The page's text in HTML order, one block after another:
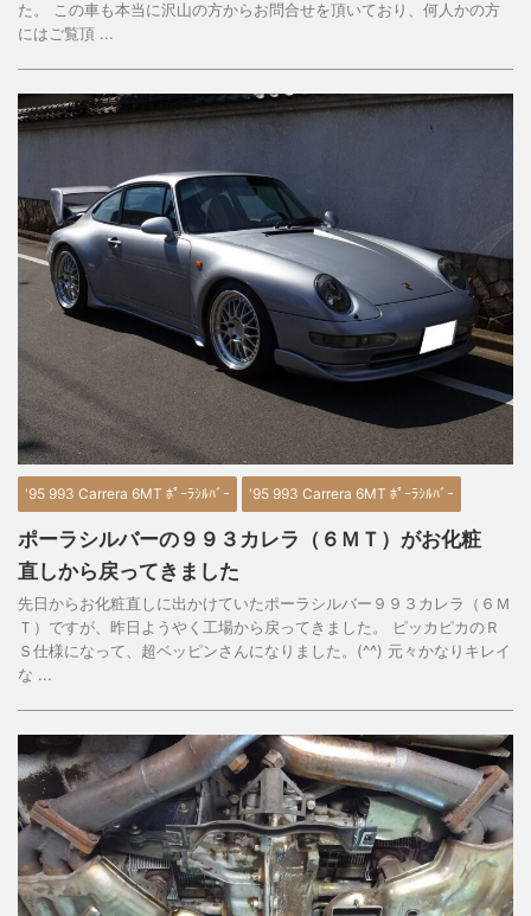
た。 この車も本当に沢山の方からお問合せを頂いており、何人かの方
にはご覧頂 ...
'95 993 Carrera 6MT ﾎﾟｰﾗｼﾙﾊﾞｰ '95 993 Carrera 6MT ﾎﾟｰﾗｼﾙﾊﾞｰ
ポーラシルバーの９９３カレラ（６ＭＴ）がお化粧
直しから戻ってきました
先日からお化粧直しに出かけていたポーラシルバー９９３カレラ（６Ｍ
Ｔ）ですが、昨日ようやく工場から戻ってきました。 ピッカピカのＲ
Ｓ仕様になって、超ベッピンさんになりました。(^^) 元々かなりキレイ
な ...